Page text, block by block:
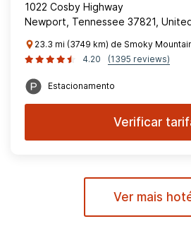
1022 Cosby Highway
Newport, Tennessee 37821,
23.3 mi (3749 km) de Smoky
4.20
(1395 reviews)
Estacionamento
Verificar
Ver mais